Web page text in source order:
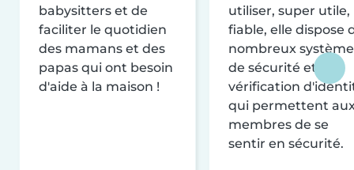
babysitters et de
faciliter le quotidien
des mamans et des
papas qui ont besoin
d'aide à la maison !
utiliser, super utile,
fiable, elle dispose
nombreux
de sécurité et de
vérification
qui permettent
membres de se
sentir en sécurité.